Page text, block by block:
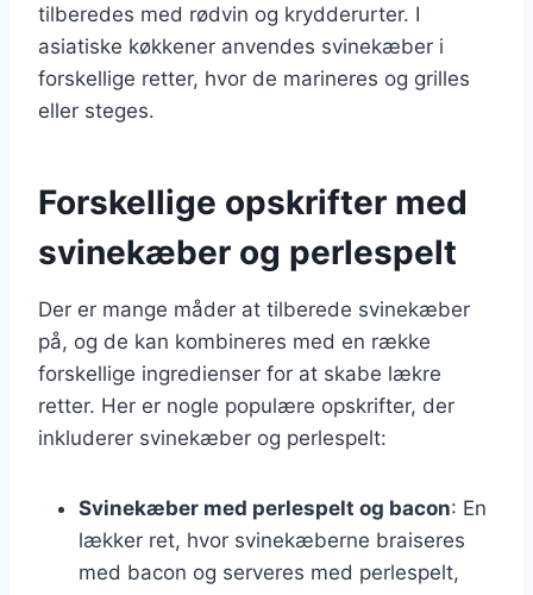
tilberedes med rødvin og krydderurter. I
asiatiske køkkener anvendes svinekæber i
forskellige retter, hvor de marineres og grilles
eller steges.
Forskellige opskrifter med
svinekæber og perlespelt
Der er mange måder at tilberede svinekæber
på, og de kan kombineres med en række
forskellige ingredienser for at skabe lækre
retter. Her er nogle populære opskrifter, der
inkluderer svinekæber og perlespelt:
Svinekæber med perlespelt og bacon: En
lækker ret, hvor svinekæberne braiseres
med bacon og serveres med perlespelt,